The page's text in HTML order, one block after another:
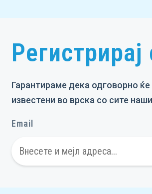
Регистрирај
Гарантираме дека одговорно
известени во врска со сите
Email